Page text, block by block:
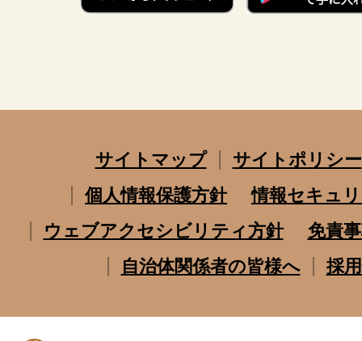
サイトマップ
サイトポリシー
個人情報保護方針
情報セキュ
ウェブアクセシビリティ方針
免責
自治体関係者の皆様へ
採